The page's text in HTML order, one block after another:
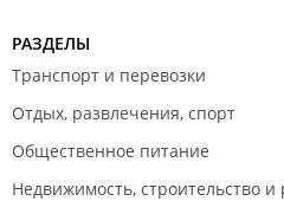
РАЗДЕЛЫ
Транспорт и перевозки
Отдых, развлечения, спорт
Общественное питание
Недвижимость, строительство и